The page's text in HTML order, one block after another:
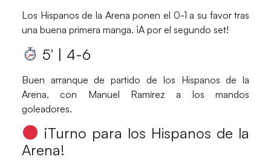
Los Hispanos de la Arena ponen el 0-1 a su favor tras
una buena primera manga. ¡A por el segundo set!
5′ | 4-6
Buen arranque de partido de los Hispanos de la
Arena, con Manuel Ramírez a los mandos
goleadores.
¡Turno para los Hispanos de la
Arena!